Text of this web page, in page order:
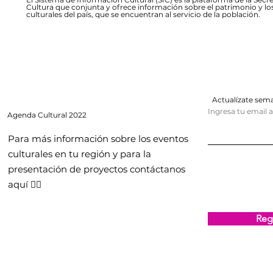
Cultura que conjunta y ofrece información sobre el patrimonio y
culturales del país, que se encuentran al servicio de la población.
Agenda Cultural 2022
Para más información sobre los eventos
culturales en tu región y para la
presentación de proyectos contáctanos
aquí 👇🏻
Actualízate
Ingresa tu email